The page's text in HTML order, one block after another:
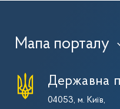
Мапа порталу
Державна
04053, м. Київ,